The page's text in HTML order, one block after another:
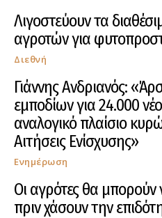
Λιγοστεύουν τα
αγροτών για
Διεθνή
Γιάννης Ανδριανός:
εμποδίων για 24.000
αναλογικό πλαίσιο
Αιτήσεις Ενίσχυσης»
Ενημέρωση
Οι αγρότες θα
πριν χάσουν την